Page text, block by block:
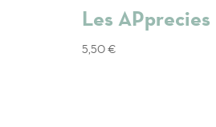
Les APprecies
5,50€